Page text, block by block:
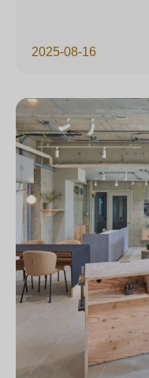
2025-08-16